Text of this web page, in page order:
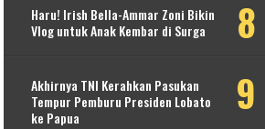
Haru! Irish Bella-Ammar Zoni Bikin
Vlog untuk Anak Kembar di Surga
Akhirnya TNI Kerahkan Pasukan
Tempur Pemburu Presiden Lobato
ke Papua